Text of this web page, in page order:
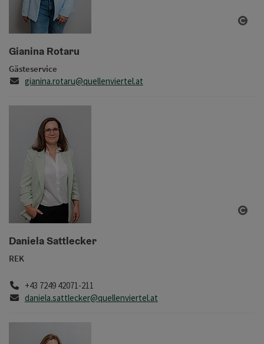
Gianina Rotaru
Gästeservice
E-Mail
gianina.rotaru@quellenviertel.at
Daniela Sattlecker
REK
Telefon
+43 7249 42071-211
E-Mail
daniela.sattlecker@quellenviertel.at